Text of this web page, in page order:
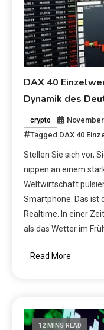
DAX 40
Dynamik des
crypto
Tagged DAX 40
Stellen Sie sich vor,
nippen an einem
Weltwirtschaft
Smartphone. Das ist
Realtime. In einer
als das Wetter im
Read More
12 MINS READ